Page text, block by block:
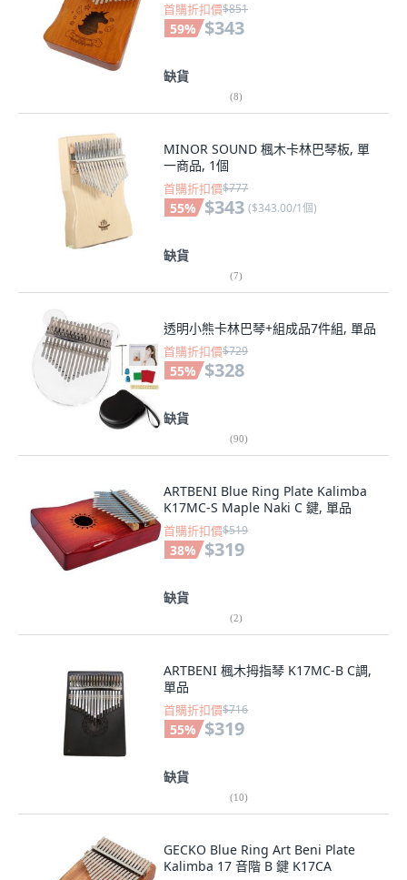
首購折扣價$851
59% $343
缺貨
(8)
MINOR SOUND 楓木卡林巴琴板, 單
一商品, 1個
首購折扣價$777
55% $343 ($343.00/1個)
缺貨
(7)
透明小熊卡林巴琴+組成品7件組, 單品
首購折扣價$729
55% $328
缺貨
(90)
ARTBENI Blue Ring Plate Kalimba
K17MC-S Maple Naki C 鍵, 單品
首購折扣價$519
38% $319
缺貨
(2)
ARTBENI 楓木拇指琴 K17MC-B C調,
單品
首購折扣價$716
55% $319
缺貨
(10)
GECKO Blue Ring Art Beni Plate
Kalimba 17 音階 B 鍵 K17CA